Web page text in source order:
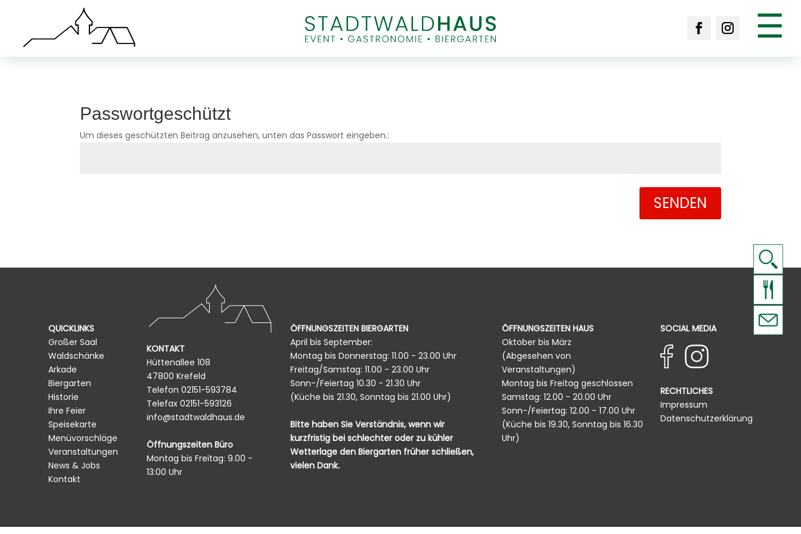
☰
Passwortgeschützt
Um dieses geschützten Beitrag anzusehen, unten das Passwort eingeben.:
SENDEN
QUICKLINKS
Großer Saal
Waldschänke
Arkade
Biergarten
Historie
Ihre Feier
Speisekarte
Menüvorschläge
Veranstaltungen
News & Jobs
Kontakt
KONTAKT
Hüttenallee 108
47800 Krefeld
Telefon02151-593784
Telefax 02151-593126
info@stadtwaldhaus.de
Öffnungszeiten Büro
Montag bis Freitag: 9.00 -
13:00 Uhr
ÖFFNUNGSZEITEN BIERGARTEN
April bis September:
Montag bis Donnerstag: 11.00 - 23.00 Uhr
Freitag/Samstag: 11.00 - 23.00 Uhr
Sonn-/Feiertag 10.30 - 21.30 Uhr
(Küche bis 21.30, Sonntag bis 21.00 Uhr)
Bitte haben Sie Verständnis, wenn wir
kurzfristig bei schlechter oder zu kühler
Wetterlage den Biergarten früher schließen,
vielen Dank.
ÖFFNUNGSZEITEN HAUS
Oktober bis März
(Abgesehen von
Veranstaltungen)
Montag bis Freitag geschlossen
Samstag: 12.00 - 20.00 Uhr
Sonn-/Feiertag: 12.00 - 17.00 Uhr
(Küche bis 19.30, Sonntag bis 16.30
Uhr)
SOCIAL MEDIA
RECHTLICHES
Impressum
Datenschutzerklärung